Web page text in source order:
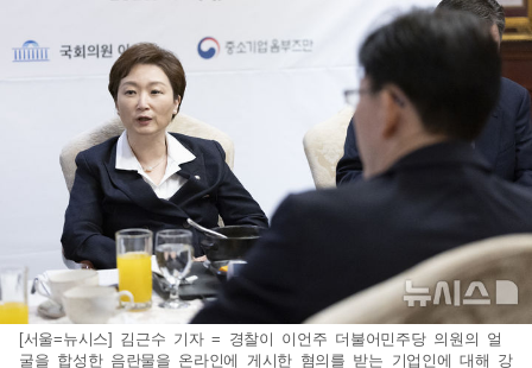
[서울=뉴시스] 김근수 기자 = 경찰이 이언주 더불어민주당 의원의 얼
굴을 합성한 음란물을 온라인에 게시한 혐의를 받는 기업인에 대해 강